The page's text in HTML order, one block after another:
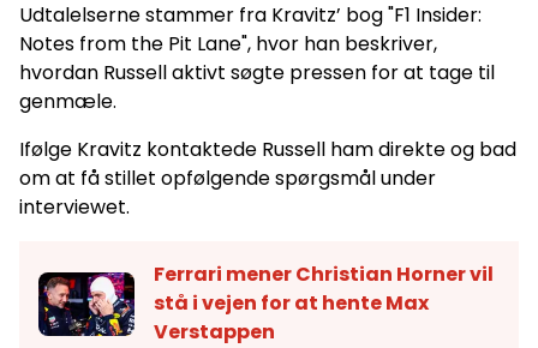
Udtalelserne stammer fra Kravitz’ bog "F1 Insider:
Notes from the Pit Lane", hvor han beskriver,
hvordan Russell aktivt søgte pressen for at tage til
genmæle.
Ifølge Kravitz kontaktede Russell ham direkte og bad
om at få stillet opfølgende spørgsmål under
interviewet.
Ferrari mener Christian Horner vil
stå i vejen for at hente Max
Verstappen